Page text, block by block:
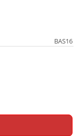
BAS16